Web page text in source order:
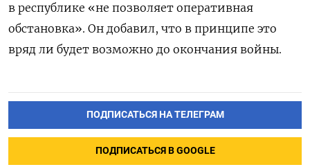
в республике «не позволяет оперативная
обстановка». Он добавил, что в принципе это
вряд ли будет возможно до окончания войны.
ПОДПИСАТЬСЯ НА ТЕЛЕГРАМ
ПОДПИСАТЬСЯ В GOOGLE